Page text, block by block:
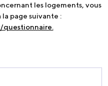
les logements, vous
page suivante :
questionnaire.